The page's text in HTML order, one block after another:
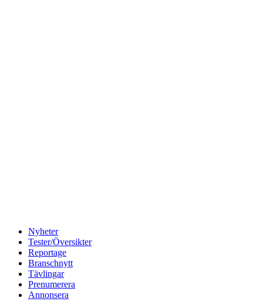
Nyheter
Tester/Översikter
Reportage
Branschnytt
Tävlingar
Prenumerera
Annonsera